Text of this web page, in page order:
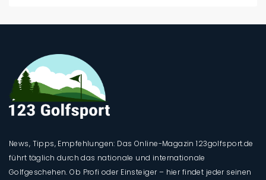
News, Tipps, Empfehlungen: Das Online-Magazin 123golfsport.de
führt täglich durch das nationale und internationale
Golfgeschehen. Ob Profi oder Einsteiger – hier findet jeder seinen